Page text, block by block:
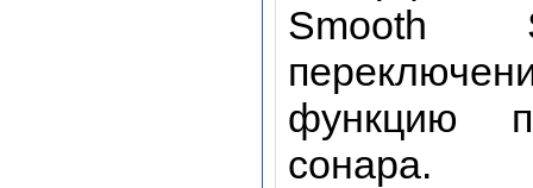
Smooth
функцию
сонара.